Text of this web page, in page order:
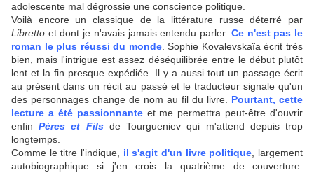
adolescente mal dégrossie une conscience politique.
Voilà encore un classique de la littérature russe déterré par
Libretto et dont je n'avais jamais entendu parler. Ce n'est pas le
roman le plus réussi du monde. Sophie Kovalevskaïa écrit très
bien, mais l'intrigue est assez déséquilibrée entre le début plutôt
lent et la fin presque expédiée. Il y a aussi tout un passage écrit
au présent dans un récit au passé et le traducteur signale qu'un
des personnages change de nom au fil du livre. Pourtant, cette
lecture a été passionnanteet me permettra peut-être d'ouvrir
enfinPères et Filsde Tourgueniev qui m'attend depuis trop
longtemps.
Comme le titre l'indique,
il s'agit d'un livre politique , largement
autobiographique si j'en crois la quatrième de couverture.